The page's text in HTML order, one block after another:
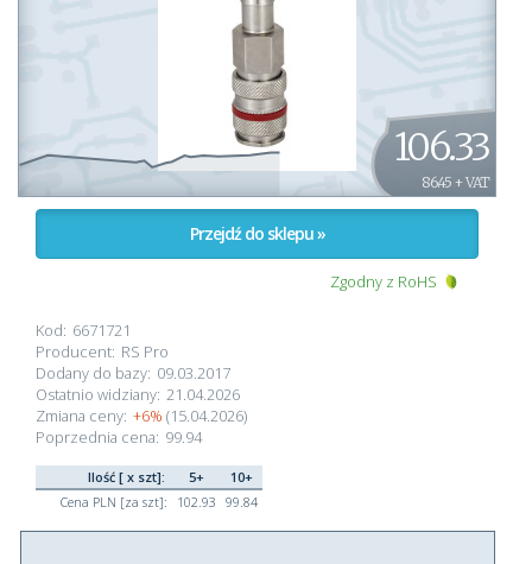
106.33
86.45 + VAT
Przejdź do sklepu »
Zgodny z RoHS
Kod: 6671721
Producent: RS Pro
Dodany do bazy: 09.03.2017
Ostatnio widziany: 21.04.2026
Zmiana ceny: +6% (15.04.2026)
Poprzednia cena: 99.94
Ilość [ x szt]: 5+
10+
Cena PLN [za szt]:
102.93 99.84